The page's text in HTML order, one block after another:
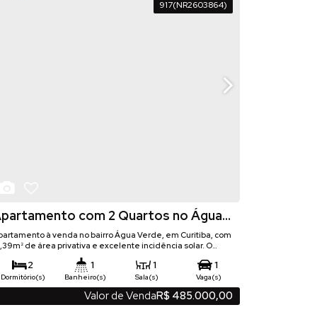
917(NR2603864)
com 2 Quartos no Água
em Curitiba
R$ 485.000,00
Valor de Venda
2
Dormitório(s)
1
Banheiro(s)
1
Sala(s)
Total:84.59m²
1
Vaga(s)
Útil:61.39m²
à venda no bairro Água Verde, em Curitiba, com
de área privativa e excelente incidência solar. O
é bem ventilado, ensolarado e oferece ótima
interna, além de estar semi mobiliado,
mais praticidade para quem busca conforto e
em uma das regiões mais desejadas da
cidade. Destaques do imóvel: 2 quartos 1 banheiro Face...